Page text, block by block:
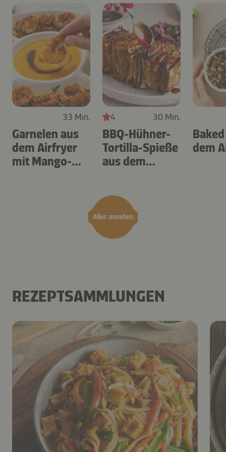
Alles ansehen
33 Min.
Garnelen aus
dem Airfryer
mit Mango-
4 30 Min.
BBQ-Hühner-
Tortilla-Spieße
aus dem
dem
REZEPTSAMMLUNGEN